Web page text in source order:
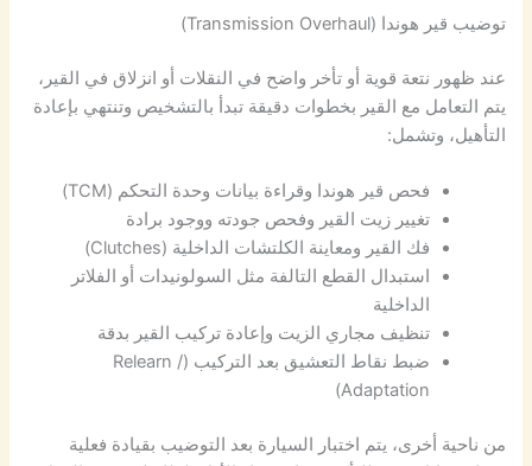
توضيب قير هوندا (Transmission Overhaul)
عند ظهور نتعة قوية أو تأخر واضح في النقلات أو انزلاق في القير،
يتم التعامل مع القير بخطوات دقيقة تبدأ بالتشخيص وتنتهي بإعادة
التأهيل، وتشمل:
فحص قير هوندا وقراءة بيانات وحدة التحكم (TCM)
تغيير زيت القير وفحص جودته ووجود برادة
فك القير ومعاينة الكلتشات الداخلية (Clutches)
استبدال القطع التالفة مثل السولونيدات أو الفلاتر
الداخلية
تنظيف مجاري الزيت وإعادة تركيب القير بدقة
ضبط نقاط التعشيق بعد التركيب (Relearn /
Adaptation)
من ناحية أخرى، يتم اختبار السيارة بعد التوضيب بقيادة فعلية